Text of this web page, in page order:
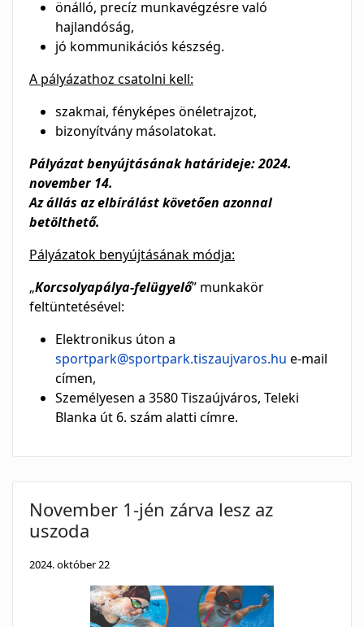
önálló, precíz munkavégzésre való
hajlandóság,
jó kommunikációs készség.
A pályázathoz csatolni kell:
szakmai, fényképes önéletrajzot,
bizonyítvány másolatokat.
Pályázat benyújtásának határideje: 2024.
november 14.
Az állás az elbírálást követően azonnal
betölthető.
Pályázatok benyújtásának módja:
„Korcsolyapálya-felügyelő” munkakör
feltüntetésével:
Elektronikus úton a
sportpark@sportpark.tiszaujvaros.hu e-mail
címen,
Személyesen a 3580 Tiszaújváros, Teleki
Blanka út 6. szám alatti címre.
November 1-jén zárva lesz az
uszoda
2024. október 22